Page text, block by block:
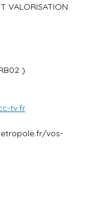
VALORISATION
)
tv.fr
vos-